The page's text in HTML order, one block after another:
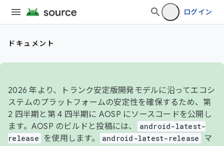
ログイン
ドキュメント
2026 年より、トランク安定版開発モデルに沿ってエコシ
ステムのプラットフォームの安定性を確保するため、第
2 四半期と第 4 四半期に AOSP にソースコードを公開し
ます。AOSP のビルドと投稿には、
android-latest-
release
を使用します。 android-latest-release
マ